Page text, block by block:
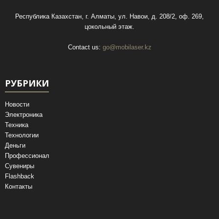
Республика Казахстан, г. Алматы, ул. Навои, д. 208/2, оф. 269,
цокольный этаж.
Contact us: go@mobilaser.kz
РУБРИКИ
Новости
Электроника
Техника
Технологии
Деньги
Профессионал
Сувениры
Flashback
Контакты